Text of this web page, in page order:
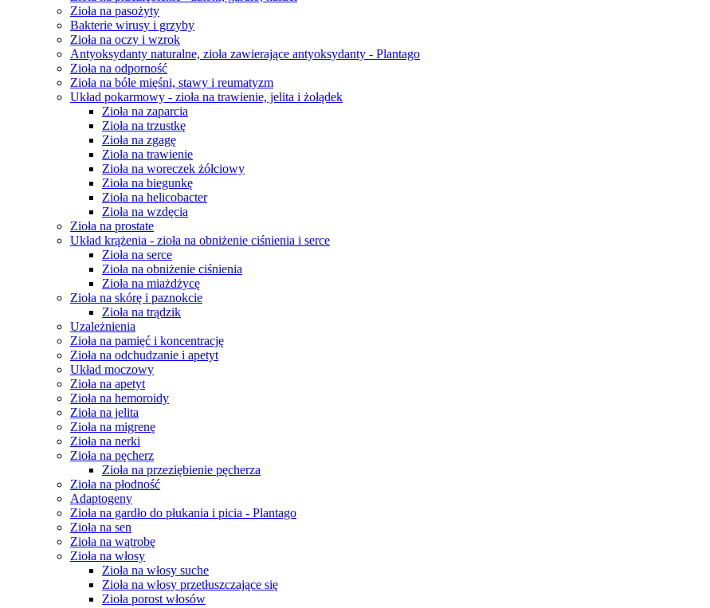
Zioła na pasożyty
Bakterie wirusy i grzyby
Zioła na oczy i wzrok
Antyoksydanty naturalne, zioła zawierające antyoksydanty - Plantago
Zioła na odporność
Zioła na bóle mięśni, stawy i reumatyzm
Układ pokarmowy - zioła na trawienie, jelita i żołądek
Zioła na zaparcia
Zioła na trzustkę
Zioła na zgagę
Zioła na trawienie
Zioła na woreczek żółciowy
Zioła na biegunkę
Zioła na helicobacter
Zioła na wzdęcia
Zioła na prostate
Układ krążenia - zioła na obniżenie ciśnienia i serce
Zioła na serce
Zioła na obniżenie ciśnienia
Zioła na miażdżycę
Zioła na skórę i paznokcie
Zioła na trądzik
Uzależnienia
Zioła na pamięć i koncentrację
Zioła na odchudzanie i apetyt
Układ moczowy
Zioła na apetyt
Zioła na hemoroidy
Zioła na jelita
Zioła na migrenę
Zioła na nerki
Zioła na pęcherz
Zioła na przeziębienie pęcherza
Zioła na płodność
Adaptogeny
Zioła na gardło do płukania i picia - Plantago
Zioła na sen
Zioła na wątrobę
Zioła na włosy
Zioła na włosy suche
Zioła na włosy przetłuszczające się
Zioła porost włosów